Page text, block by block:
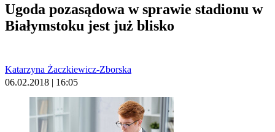
Ugoda pozasądowa w sprawie stadionu w
Białymstoku jest już blisko
Katarzyna Żaczkiewicz-Zborska
06.02.2018 | 16:05